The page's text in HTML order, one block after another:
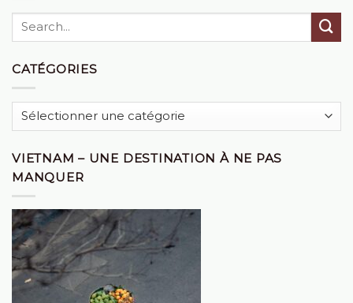
CATÉGORIES
Catégories
VIETNAM – UNE DESTINATION À NE PAS
MANQUER